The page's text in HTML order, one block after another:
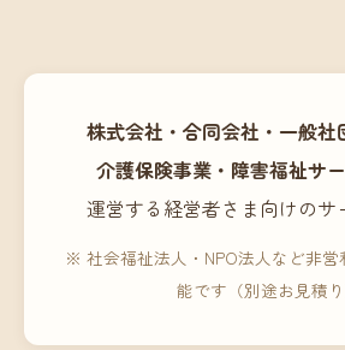
株式会社・合同会社・一般社
介護保険事業・障害福祉サ
運営する経営者さま向けのサ
※ 社会福祉法人・NPO法人など非営
能です（別途お見積り